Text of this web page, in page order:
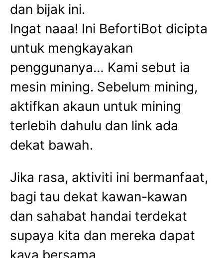
dan bijak ini.
Ingat naaa! Ini BefortiBot dicipta
untuk mengkayakan
penggunanya… Kami sebut ia
mesin mining. Sebelum mining,
aktifkan akaun untuk mining
terlebih dahulu dan link ada
dekat bawah.
Jika rasa, aktiviti ini bermanfaat,
bagi tau dekat kawan-kawan
dan sahabat handai terdekat
supaya kita dan mereka dapat
kaya bersama.